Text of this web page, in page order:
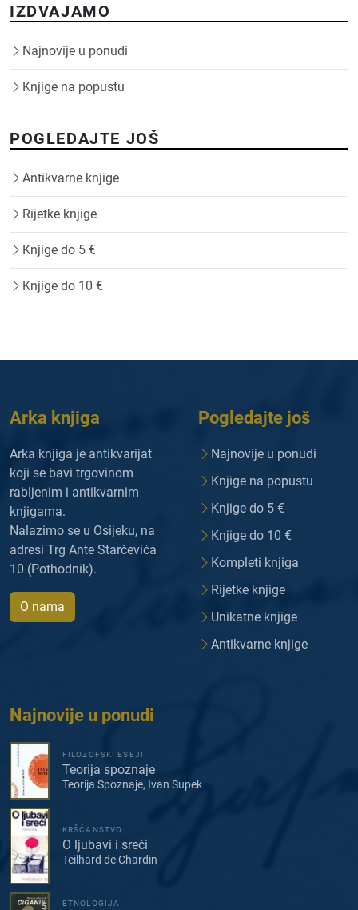
IZDVAJAMO
Najnovije u ponudi
Knjige na popustu
POGLEDAJTE JOŠ
Antikvarne knjige
Rijetke knjige
Knjige do 5 €
Knjige do 10 €
Arka knjiga
Arka knjiga je antikvarijat
koji se bavi trgovinom
rabljenim i antikvarnim
knjigama.
Nalazimo se u Osijeku, na
adresi Trg Ante Starčevića
10 (Pothodnik).
O nama
Pogledajte još
Najnovije u ponudi
Knjige na popustu
Knjige do 5 €
Knjige do 10 €
Kompleti knjiga
Rijetke knjige
Unikatne knjige
Antikvarne knjige
Najnovije u ponudi
FILOZOFSKI ESEJI
Teorija spoznaje
Teorija Spoznaje, Ivan Supek
KRŠĆANSTVO
O ljubavi i sreći
Teilhard de Chardin
ETNOLOGIJA